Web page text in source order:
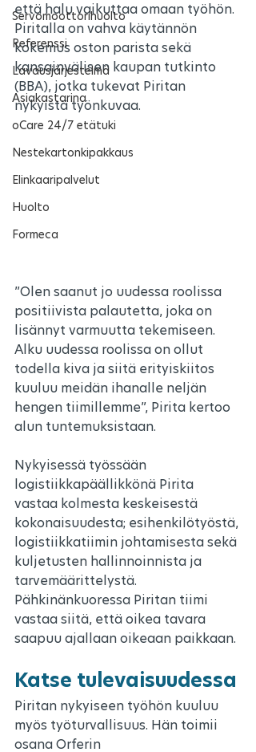
Servomoottorihuolto
Referenssi
Lavausjärjestelmä
Asiakastarina
oCare 24/7 etätuki
Nestekartonkipakkaus
Elinkaaripalvelut
Huolto
Formeca
että halu vaikuttaa omaan työhön.
Piritalla on vahva käytännön
kokemus oston parista sekä
kansainvälisen kaupan tutkinto
(BBA), jotka tukevat Piritan
nykyistä työnkuvaa.
”Olen saanut jo uudessa roolissa
positiivista palautetta, joka on
lisännyt varmuutta tekemiseen.
Alku uudessa roolissa on ollut
todella kiva ja siitä erityiskiitos
kuuluu meidän ihanalle neljän
hengen tiimillemme”, Pirita kertoo
alun tuntemuksistaan.
Nykyisessä työssään
logistiikkapäällikkönä Pirita
vastaa kolmesta keskeisestä
kokonaisuudesta; esihenkilötyöstä,
logistiikkatiimin johtamisesta sekä
kuljetusten hallinnoinnista ja
tarvemäärittelystä.
Pähkinänkuoressa Piritan tiimi
vastaa siitä, että oikea tavara
saapuu ajallaan oikeaan paikkaan.
Katse tulevaisuudessa
Piritan nykyiseen työhön kuuluu
myös työturvallisuus. Hän toimii
osana Orferin